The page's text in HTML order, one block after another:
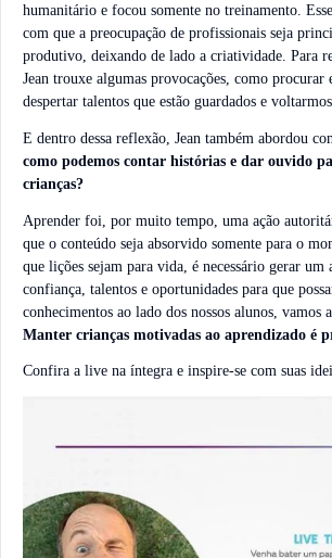
humanitário e focou somente no treinamento.
com que a preocupação de profissionais seja
produtivo, deixando de lado a criatividade. Para
Jean trouxe algumas provocações, como procurar
despertar talentos que estão guardados e
E dentro dessa reflexão, Jean também abordou
como podemos contar histórias e dar ouvido
crianças?
Aprender foi, por muito tempo, uma ação
que o conteúdo seja absorvido somente para o
que lições sejam para vida, é necessário gerar um
confiança, talentos e oportunidades para que
conhecimentos ao lado dos nossos alunos, vamos
Manter crianças motivadas ao aprendizado é
Confira a live na íntegra e inspire-se com suas